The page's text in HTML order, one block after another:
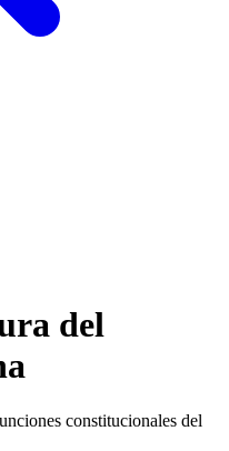
del
constitucionales del